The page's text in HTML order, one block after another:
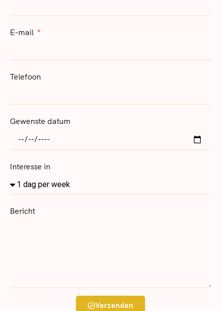
E-mail
Telefoon
Gewenste datum
Interesse in
Bericht
Verzenden